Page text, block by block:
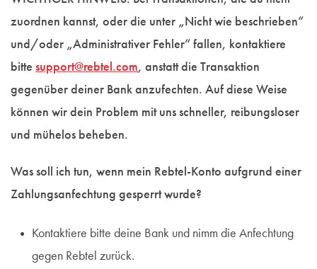
zuordnen kannst, oder die unter „Nicht wie beschrieben“
und/oder „Administrativer Fehler“ fallen, kontaktiere
bitte support@rebtel.com, anstatt die Transaktion
gegenüber deiner Bank anzufechten. Auf diese Weise
können wir dein Problem mit uns schneller, reibungsloser
und mühelos beheben.
Was soll ich tun, wenn mein Rebtel-Konto aufgrund einer
Zahlungsanfechtung gesperrt wurde?
Kontaktiere bitte deine Bank und nimm die Anfechtung
gegen Rebtel zurück.